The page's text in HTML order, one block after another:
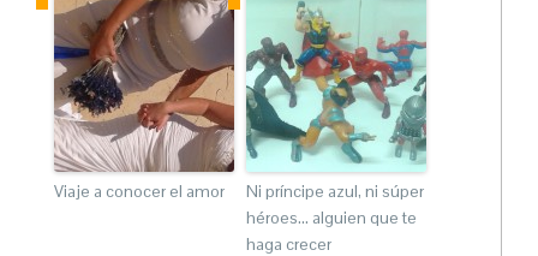
Viaje a conocer el amor
Ni príncipe azul, ni súper
héroes… alguien que te
haga crecer